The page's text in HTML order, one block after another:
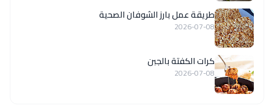
طريقة عمل بارز الشوفان الصحية
2026-07-08
كرات الكفتة بالجبن
2026-07-08